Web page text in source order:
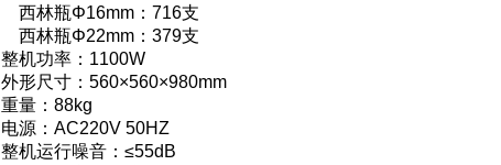
西林瓶Φ16mm：716支
西林瓶Φ22mm：379支
整机功率：1100W
外形尺寸：560×560×980mm
重量：88kg
电源：AC220V 50HZ
整机运行噪音：≤55dB